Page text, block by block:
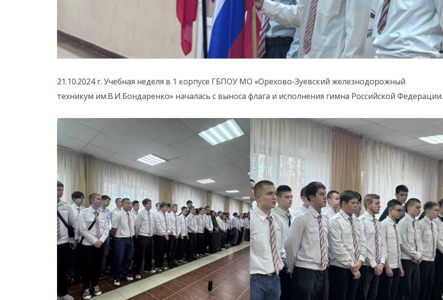
21.10.2024 г. Учебная неделя в 1 корпусе ГБПОУ МО «Орехово-Зуевский железнодорожный
техникум им.В.И.Бондаренко» началась с выноса флага и исполнения гимна Российской Федерации.